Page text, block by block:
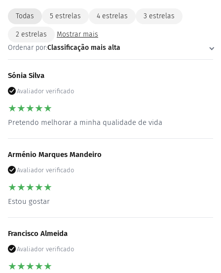
Todas 5 estrelas 4 estrelas 3 estrelas
2 estrelas
Mostrar mais
Ordenar por:Classificação mais alta
Sónia Silva
Avaliador verificado
★★★★★
Pretendo melhorar a minha qualidade de vida
Arménio Marques Mandeiro
Avaliador verificado
★★★★★
Estou gostar
Francisco Almeida
Avaliador verificado
★★★★★